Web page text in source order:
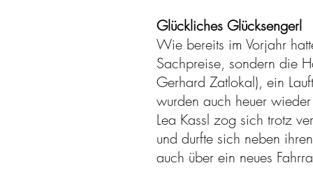
Glückliches Glücksengerl
Wie bereits im Vorjahr
Sachpreise, sondern die
Gerhard Zatlokal), ein
wurden auch heuer
Lea Kassl zog sich trotz
und durfte sich neben
auch über ein neues